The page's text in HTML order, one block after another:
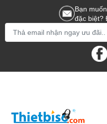
Bạn
đặc biệt?